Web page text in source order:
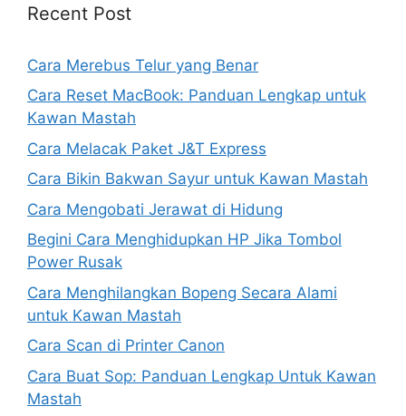
Recent Post
Cara Merebus Telur yang Benar
Cara Reset MacBook: Panduan Lengkap untuk
Kawan Mastah
Cara Melacak Paket J&T Express
Cara Bikin Bakwan Sayur untuk Kawan Mastah
Cara Mengobati Jerawat di Hidung
Begini Cara Menghidupkan HP Jika Tombol
Power Rusak
Cara Menghilangkan Bopeng Secara Alami
untuk Kawan Mastah
Cara Scan di Printer Canon
Cara Buat Sop: Panduan Lengkap Untuk Kawan
Mastah